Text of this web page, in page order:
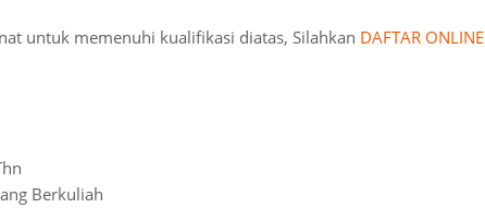
untuk memenuhi kualifikasi diatas, Silahkan DAFTAR ONLINE
Berkuliah